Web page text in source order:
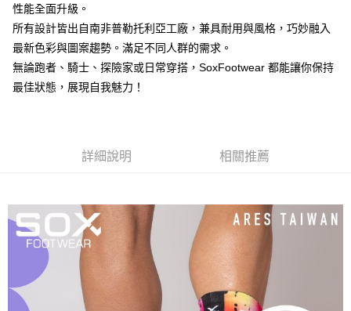
1.本服務係由「台灣大哥大股份有限公司」（以下簡稱本公司）所提供，讓
用戶於交易時，得透過本服務購買商品或服務，並由商店將買賣／分期付款
買賣價金債權讓與本公司後，依約使用本公司帳單繳交帳款。
2.基於同意付款使用「大哥付你分期」之契約關係目的，商店將以您的個人
資料（包含姓名、電話或地址）提供予台灣大哥大進項蒐集、處理及利用，
3.完整用戶服務條款，請詳閱以下連結：
※ 請注意：結帳手續完成當下不需立刻繳費，但若您需要取消訂單，請聯絡
購買商品的店家。未經商家同意取消之訂單仍視為有效，需透過AFTEE先享
後付繳納相關費用。
※ 交易是否成功請以「AFTEE先享後付 」之結帳頁面顯示為準，若有關於
是否繳費成功／繳費後需取消欲退款等相關疑問，請聯繫「AFTEE先享後付
客戶支援中心」https://netprotections.freshdesk.com/support/home
權轉讓予恩沛科技股份有限公司。
「AFTEE先享後付」，若未經同意申辦者引起之損失，本公司不負相關責
任。
４．使用「AFTEE先享後付」時，將依據個別帳號之用戶狀況，依本公司即
時審查核予不同之上限額度；若仍有額度不足之情形，本公司將視審查結果
請求用戶進行身份認證。
５．嚴禁一人註冊多個帳號或使用他人資訊註冊。若發現惡意使用之情形，
恩沛科技股份有限公司將有權停止該用戶之使用額度並採取法律行動。
7-11取貨付款
每筆NT$60，滿NT$998(含以上)免運費
7-11純取貨
海外配送（運費貨到付款）
性能全面升級。
所有設計皆出自南非普勒托利亞工廠，兼具耐用與風格，巧妙融入
最新色彩與圖案趨勢。滿足不同人群的需求。
無論跑者、騎士、探險家或日常穿搭，SoxFootwear 都能讓你保持
最佳狀態，展現自我魅力！
詳細說明 相關推薦